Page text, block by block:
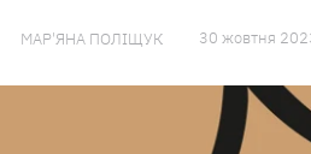
МАР'ЯНА ПОЛІЩУК 30 жовтня